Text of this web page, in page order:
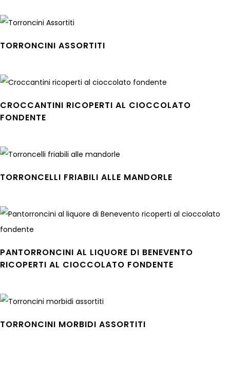
TORRONCINI ASSORTITI
CROCCANTINI RICOPERTI AL CIOCCOLATO
FONDENTE
TORRONCELLI FRIABILI ALLE MANDORLE
PANTORRONCINI AL LIQUORE DI BENEVENTO
RICOPERTI AL CIOCCOLATO FONDENTE
TORRONCINI MORBIDI ASSORTITI